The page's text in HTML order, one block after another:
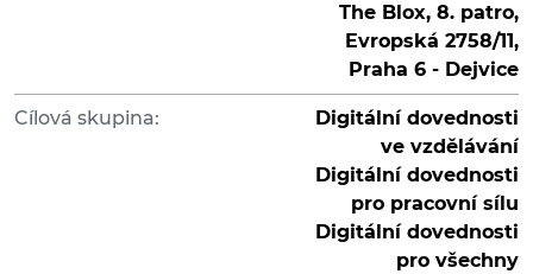
The Blox, 8. patro,
Evropská 2758/11,
Praha 6 - Dejvice
Cílová skupina:
Digitální dovednosti
ve vzdělávání
Digitální dovednosti
pro pracovní sílu
Digitální dovednosti
pro všechny